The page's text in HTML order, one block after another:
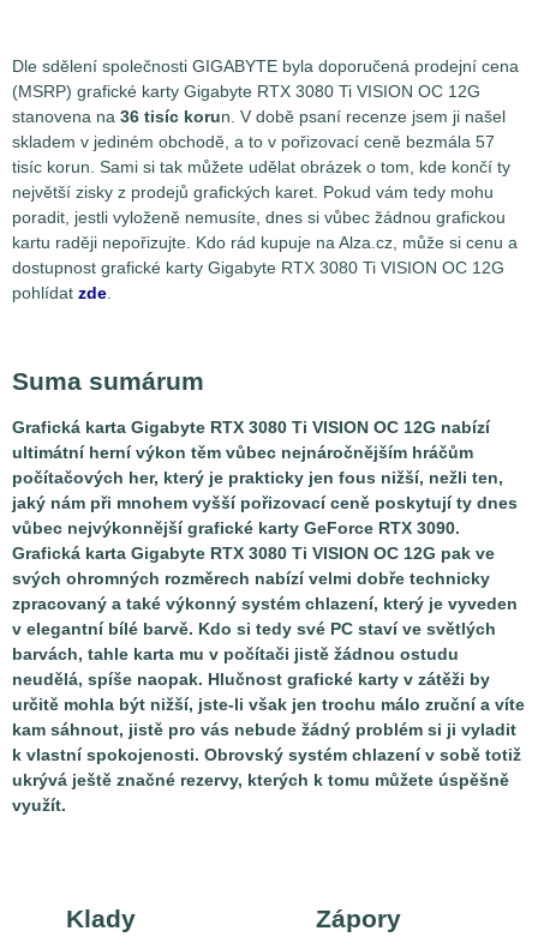
Dle sdělení společnosti GIGABYTE byla doporučená prodejní cena
(MSRP) grafické karty Gigabyte RTX 3080 Ti VISION OC 12G
stanovena na 36 tisíc korun. V době psaní recenze jsem ji našel
skladem v jediném obchodě, a to v pořizovací ceně bezmála 57
tisíc korun. Sami si tak můžete udělat obrázek o tom, kde končí ty
největší zisky z prodejů grafických karet. Pokud vám tedy mohu
poradit, jestli vyloženě nemusíte, dnes si vůbec žádnou grafickou
kartu raději nepořizujte. Kdo rád kupuje na Alza.cz, může si cenu a
dostupnost grafické karty Gigabyte RTX 3080 Ti VISION OC 12G
pohlídat zde
Suma sumárum
Grafická karta Gigabyte RTX 3080 Ti VISION OC 12G nabízí
ultimátní herní výkon těm vůbec nejnáročnějším hráčům
počítačových her, který je prakticky jen fous nižší, nežli ten,
jaký nám při mnohem vyšší pořizovací ceně poskytují ty dnes
vůbec nejvýkonnější grafické karty GeForce RTX 3090.
Grafická karta Gigabyte RTX 3080 Ti VISION OC 12G pak ve
svých ohromných rozměrech nabízí velmi dobře technicky
zpracovaný a také výkonný systém chlazení, který je vyveden
v elegantní bílé barvě. Kdo si tedy své PC staví ve světlých
barvách, tahle karta mu v počítači jistě žádnou ostudu
neudělá, spíše naopak. Hlučnost grafické karty v zátěži by
určitě mohla být nižší, jste-li však jen trochu málo zruční a víte
kam sáhnout, jistě pro vás nebude žádný problém si ji vyladit
k vlastní spokojenosti. Obrovský systém chlazení v sobě totiž
ukrývá ještě značné rezervy, kterých k tomu můžete úspěšně
využít.
Klady Zápory